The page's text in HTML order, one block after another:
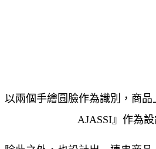
以兩個手繪圓臉作為識別， 商品
AJASSI』作為